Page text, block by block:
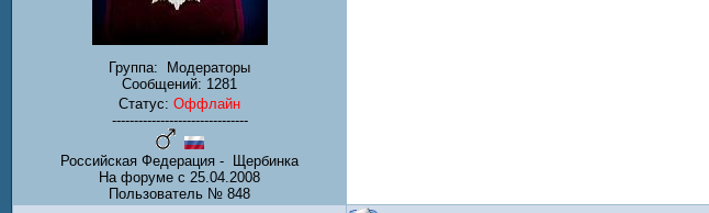
Группа:
Модераторы
Сообщений: 1281
Статус: Оффлайн
-------------------------------
Российская Федерация - Щербинка
На форуме с 25.04.2008
Пользователь № 848